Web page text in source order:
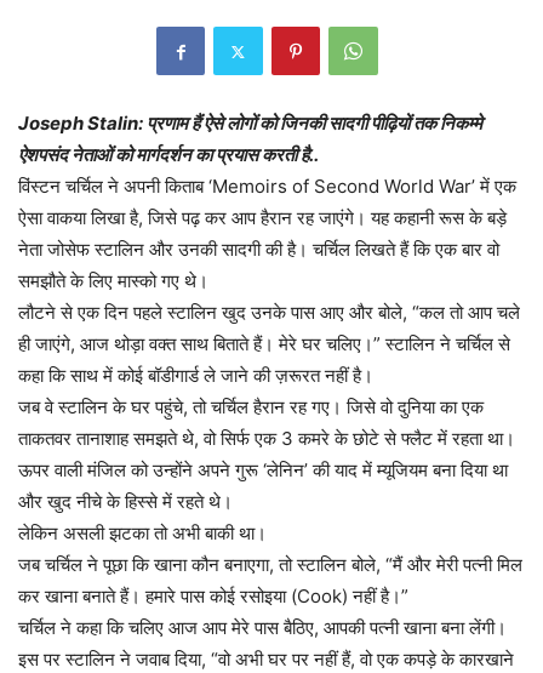
Joseph Stalin: प्रणाम हैं ऐसे लोगों को जिनकी सादगी पीढ़ियों तक निकम्मे
ऐशपसंद नेताओं को मार्गदर्शन का प्रयास करती है..
विंस्टन चर्चिल ने अपनी किताब ‘Memoirs of Second World War’ में एक
ऐसा वाकया लिखा है, जिसे पढ़ कर आप हैरान रह जाएंगे। यह कहानी रूस के बड़े
नेता जोसेफ स्टालिन और उनकी सादगी की है। चर्चिल लिखते हैं कि एक बार वो
समझौते के लिए मास्को गए थे।
लौटने से एक दिन पहले स्टालिन खुद उनके पास आए और बोले, “कल तो आप चले
ही जाएंगे, आज थोड़ा वक्त साथ बिताते हैं। मेरे घर चलिए।” स्टालिन ने चर्चिल से
कहा कि साथ में कोई बॉडीगार्ड ले जाने की ज़रूरत नहीं है।
जब वे स्टालिन के घर पहुंचे, तो चर्चिल हैरान रह गए। जिसे वो दुनिया का एक
ताकतवर तानाशाह समझते थे, वो सिर्फ एक 3 कमरे के छोटे से फ्लैट में रहता था।
ऊपर वाली मंजिल को उन्होंने अपने गुरू ‘लेनिन’ की याद में म्यूजियम बना दिया था
और खुद नीचे के हिस्से में रहते थे।
लेकिन असली झटका तो अभी बाकी था।
जब चर्चिल ने पूछा कि खाना कौन बनाएगा, तो स्टालिन बोले, “मैं और मेरी पत्नी मिल
कर खाना बनाते हैं। हमारे पास कोई रसोइया (Cook) नहीं है।”
चर्चिल ने कहा कि चलिए आज आप मेरे पास बैठिए, आपकी पत्नी खाना बना लेंगी।
इस पर स्टालिन ने जवाब दिया, “वो अभी घर पर नहीं हैं, वो एक कपड़े के कारखाने